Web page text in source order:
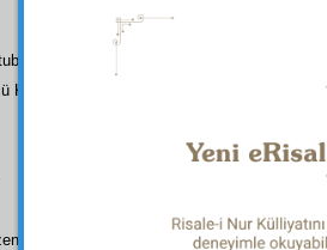
Üçüncü Kısmı Ve Üçüncü Zeylin
Kısmı